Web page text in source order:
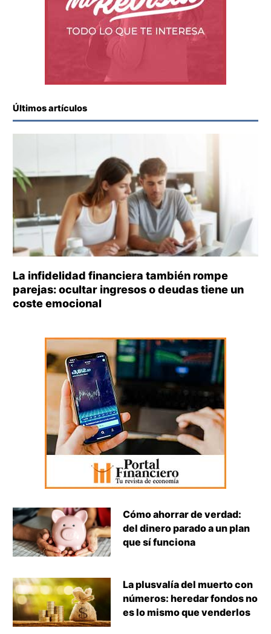
Últimos artículos
La infidelidad financiera también rompe
parejas: ocultar ingresos o deudas tiene un
coste emocional
Cómo ahorrar de verdad:
del dinero parado a un plan
que sí funciona
La plusvalía del muerto con
números: heredar fondos no
es lo mismo que venderlos